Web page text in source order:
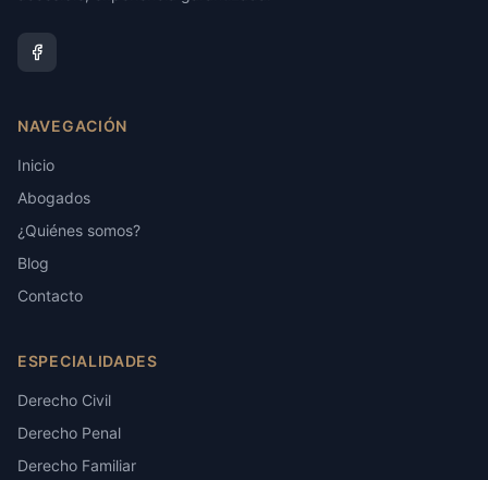
NAVEGACIÓN
Inicio
Abogados
¿Quiénes somos?
Blog
Contacto
ESPECIALIDADES
Derecho Civil
Derecho Penal
Derecho Familiar